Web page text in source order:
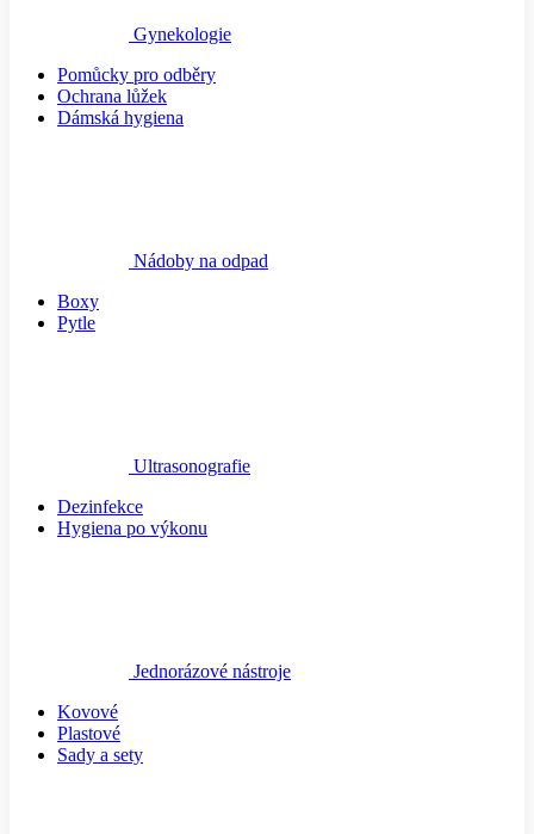
Gynekologie
Pomůcky pro odběry
Ochrana lůžek
Dámská hygiena
Nádoby na odpad
Boxy
Pytle
Ultrasonografie
Dezinfekce
Hygiena po výkonu
Jednorázové nástroje
Kovové
Plastové
Sady a sety